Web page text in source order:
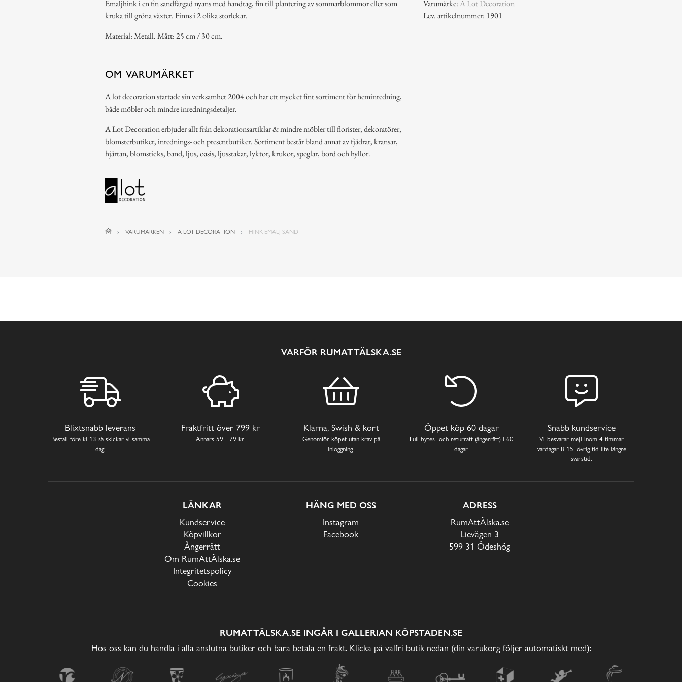
Emaljhink i en fin sandfärgad nyans med handtag, fin till plantering av sommarblommor eller som
kruka till gröna växter. Finns i 2 olika storlekar.
Material: Metall. Mått: 25 cm / 30 cm.
Varumärke:A Lot Decoration
Lev. artikelnummer: 1901
OM VARUMÄRKET
A lot decoration startade sin verksamhet 2004 och har ett mycket fint sortiment för heminredning,
både möbler och mindre inredningsdetaljer.
A Lot Decoration erbjuder allt från dekorationsartiklar & mindre möbler till florister, dekoratörer,
blomsterbutiker, inrednings- och presentbutiker. Sortiment består bland annat av fjädrar, kransar,
hjärtan, blomsticks, band, ljus, oasis, ljusstakar, lyktor, krukor, speglar, bord och hyllor.
VARUMÄRKEN A LOT DECORATION HINK EMALJ SAND
VARFÖR RUMATTÄLSKA.SE
Blixtsnabb leverans
Beställ före kl 13 så skickar vi samma
dag.
Fraktfritt över 799 kr
Annars 59 - 79 kr.
Klarna, Swish & kort
Genomför köpet utan krav på
inloggning.
Öppet köp 60 dagar
Full bytes- och returrätt (ångerrätt) i 60
dagar.
Snabb kundservice
Vi besvarar mejl inom 4 timmar
vardagar 8-15, övrig tid lite längre
svarstid.
LÄNKAR
Kundservice
Köpvillkor
Ångerrätt
Om RumAttÄlska.se
Integritetspolicy
Cookies
HÄNG MED OSS
Instagram
Facebook
ADRESS
RumAttÄlska.se
Lievägen 3
599 31 Ödeshög
RUMATTÄLSKA.SE INGÅR I GALLERIAN KÖPSTADEN.SE
Hos oss kan du handla i alla anslutna butiker och bara betala en frakt. Klicka på valfri butik nedan (din varukorg följer automatiskt med):